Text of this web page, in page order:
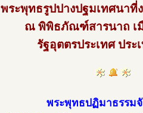
พระพุทธรูปปางปฐมเทศนาที่
ณ พิพิธภัณฑ์สารนาถ เ
รัฐอุตตรประเทศ ประ
พระพุทธปฏิมาธรรม